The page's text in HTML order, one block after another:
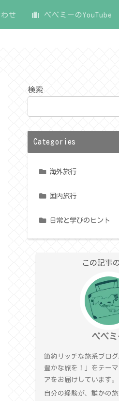
せ ペペミーのYouTube
検索
Categories
海外旅行
国内旅行
日常と学びのヒント
この記事
ペペミ
節約リッチな旅系ブロ
豊かな旅を！」をテー
アをお届けしています。
自分の経験が、誰かの